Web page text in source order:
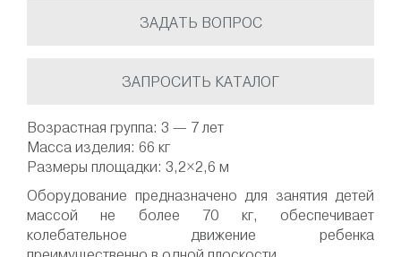
ЗАДАТЬ ВОПРОС
ЗАПРОСИТЬ КАТАЛОГ
Возрастная группа: 3 — 7 лет
Масса изделия: 66 кг
Размеры площадки: 3,2×2,6 м
Оборудование предназначено для занятия детей
массой не более 70 кг, обеспечивает
колебательное движение ребенка